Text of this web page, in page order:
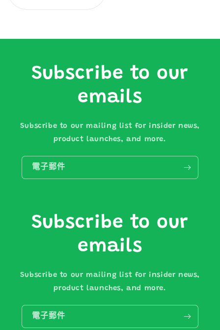
Subscribe to our
emails
Subscribe to our mailing list for insider news,
product launches, and more.
電子郵件
Subscribe to our
emails
Subscribe to our mailing list for insider news,
product launches, and more.
電子郵件